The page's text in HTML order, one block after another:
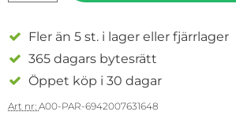
Fler än 5 st. i lager eller fjärrlager
365 dagars bytesrätt
Öppet köp i 30 dagar
Art nr: A00-PAR-6942007631648